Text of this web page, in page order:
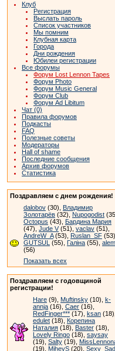
Клуб
Регистрация
Выслать пароль
Список участников
Мы помним
Клубная карта
Города
Дни рождения
Юбилеи регистрации
Все форумы
Форум Lost Lennon Tapes
Форум Photo
Форум Music General
Форум Club
Форум Ad Libitum
Чат (0)
Правила форумов
Подкасты
FAQ
Полезные советы
Модераторы
Hall of shame
Последние сообщения
Архив форумов
Статистика
Поздравляем с днем рождения!
dalobov (30), Владимир
Золотарёв (32), Nupogodist
Octopus (43), Бардина Мария
(47), Jude V(51), vaclav (51),
AndreW_A(53), Ruslan_SF (53),
GUTSUL (55), Галіна (55),
(56)
Показать всех
Поздравляем с годовщиной
регистрации!
Hare (9), Muftinsky (10), k-
annja (16), Caer (16),
RedFinger*** (17), ksan (18),
edulet (18), Корепина
Наталия (18), Baster (18),
Lovely Ringo (18), saysay
(19), Salty (19),
(19), MiheyS (20),